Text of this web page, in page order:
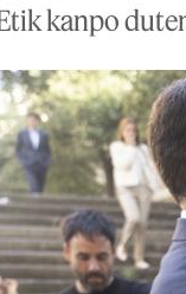
kanpo